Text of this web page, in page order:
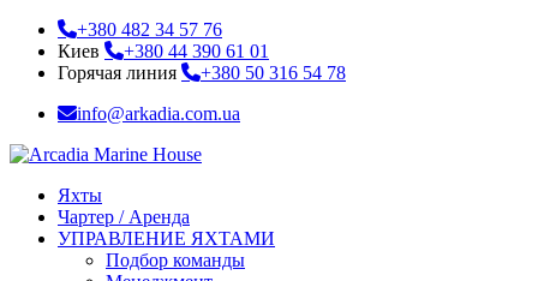
+380 482 34 57 76
Киев
+380 44 390 61 01
Горячая линия
+380 50 316 54 78
info@arkadia.com.ua
Яхты
Чартер / Аренда
УПРАВЛЕНИЕ ЯХТАМИ
Подбор команды